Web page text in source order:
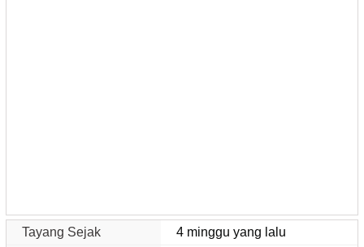
Tayang Sejak
4 minggu yang lalu